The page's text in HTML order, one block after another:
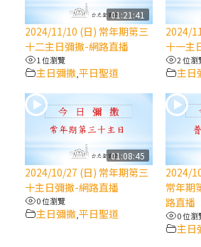
【信仰之旅】第八集：
人世」—高樂祈修女
2025/10/10【萬物讚頌
樂會】紀念聖方濟與
2025/10/10【萬物讚頌
樂會】紀念聖方濟與已
2025/10/10【萬物讚頌
樂會】紀念聖方濟與已
(9完結)黃敏正主教帶
01:21:41
2024/11/10 (日) 常年期第三
十二主日彌撒-網路直播
1 位瀏覽
主日彌撒 ,平日聖道
2024/
十一主
2 位瀏
主日
01:08:45
2024/10/27 (日) 常年期第三
十主日彌撒-網路直播
0 位瀏覽
主日彌撒 ,平日聖道
2024/
常年期
路直播
0 位瀏
主日